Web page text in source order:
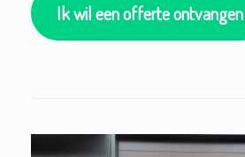
Ik wil een offerte ontvangen